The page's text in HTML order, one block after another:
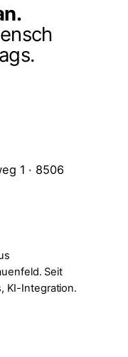
1 · 8506
Seit
KI-Integration.